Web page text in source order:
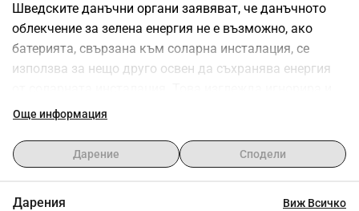
Шведските данъчни органи заявяват, че данъчното
облекчение за зелена енергия не е възможно, ако
батерията, свързана към соларна инсталация, се
използва за нещо друго освен да съхранява енергия
изкривява предварителната работа по споменатия
уведомление в "Skatterättsnämnden", за да се създаде
прецедент, който ще принуди Skatteverket да
Още информация
Дарение Сподели
Дарения Виж Всичко